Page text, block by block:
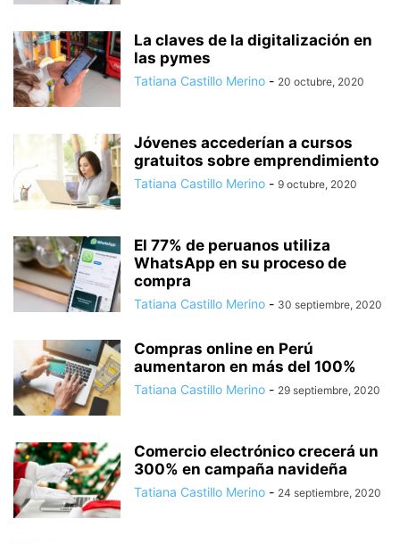
La claves de la digitalización en
las pymes
Tatiana Castillo Merino - 20 octubre, 2020
Jóvenes accederían a cursos
gratuitos sobre emprendimiento
Tatiana Castillo Merino - 9 octubre, 2020
El 77% de peruanos utiliza
WhatsApp en su proceso de
compra
Tatiana Castillo Merino - 30 septiembre, 2020
Compras online en Perú
aumentaron en más del 100%
Tatiana Castillo Merino - 29 septiembre, 2020
Comercio electrónico crecerá un
300% en campaña navideña
Tatiana Castillo Merino - 24 septiembre, 2020